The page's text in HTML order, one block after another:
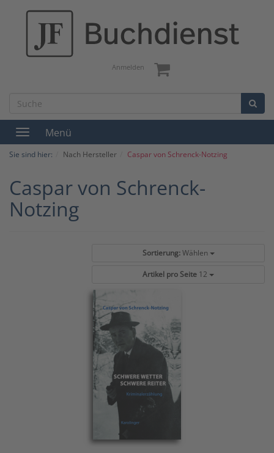
Anmelden
Toggle
navigation
Menü
Sie sind hier: Nach Hersteller Caspar von Schrenck-Notzing
Caspar von Schrenck-
Notzing
Sortierung: Wählen
Artikel pro Seite 12